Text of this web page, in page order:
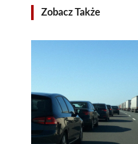
Zobacz Także